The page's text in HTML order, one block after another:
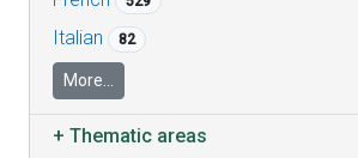
Italian 82
More...
+Thematic areas